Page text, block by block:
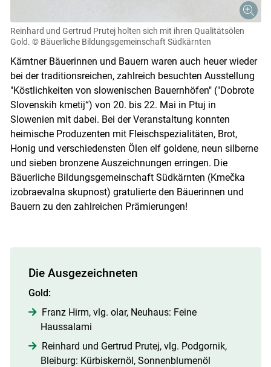
Skip to main content
Reinhard und Gertrud Prutej holten sich mit ihren Qualitätsölen
Gold. © Bäuerliche Bildungsgemeinschaft Südkärnten
Kärntner Bäuerinnen und Bauern waren auch heuer wieder
bei der traditionsreichen, zahlreich besuchten Ausstellung
"Köstlichkeiten von slowenischen Bauernhöfen" ("Dobrote
Slovenskih kmetij“) von 20. bis 22. Mai in Ptuj in
Slowenien mit dabei. Bei der Veranstaltung konnten
heimische Produzenten mit Fleischspezialitäten, Brot,
Honig und verschiedensten Ölen elf goldene, neun silberne
und sieben bronzene Auszeichnungen erringen. Die
Bäuerliche Bildungsgemeinschaft Südkärnten (Kmečka
izobraevalna skupnost) gratulierte den Bäuerinnen und
Bauern zu den zahlreichen Prämierungen!
Die Ausgezeichneten
Gold:
Franz Hirm, vlg. olar, Neuhaus: Feine
Haussalami
Reinhard und Gertrud Prutej, vlg. Podgornik,
Bleiburg: Kürbiskernöl, Sonnenblumenöl